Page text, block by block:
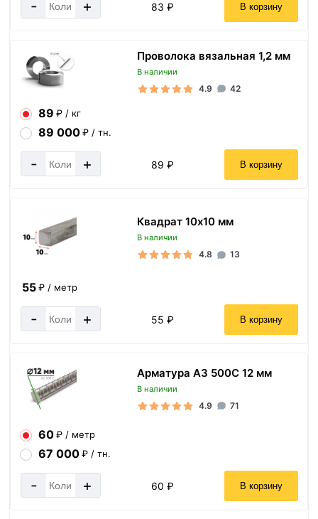
- + 83 ₽ В корзину
Проволока вязальная 1,2 мм
В наличии
4.9 42
89 ₽ / кг
89 000₽ / тн.
- + 89 ₽ В корзину
Квадрат 10х10 мм
В наличии
4.8 13
55₽ / метр
- + 55 ₽ В корзину
Арматура А3 500С 12 мм
В наличии
4.9 71
60₽ / метр
67 000₽ / тн.
- + 60 ₽ В корзину